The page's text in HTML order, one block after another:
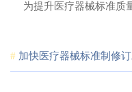
为提升医疗器械标准质
# 加快医疗器械标准制修